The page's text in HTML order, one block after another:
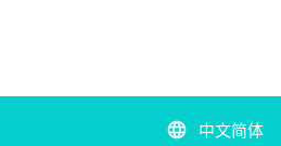
language 中文简体